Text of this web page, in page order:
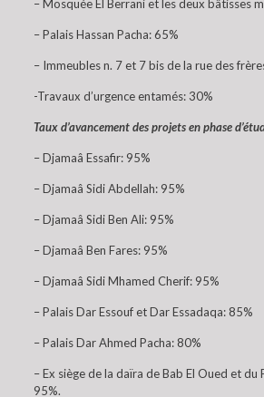
– Mosquée El Berrani et les deux bâtisses
– Palais Hassan Pacha: 65%
– Immeubles n. 7 et 7 bis de la rue des
-Travaux d’urgence entamés: 30%
Taux d’avancement des projets en phase
– Djamaâ Essafir: 95%
– Djamaâ Sidi Abdellah: 95%
– Djamaâ Sidi Ben Ali: 95%
– Djamaâ Ben Fares: 95%
– Djamaâ Sidi Mhamed Cherif: 95%
– Palais Dar Essouf et Dar Essadaqa: 85%
– Palais Dar Ahmed Pacha: 80%
– Ex siège de la daïra de Bab El Oued et du
95%.